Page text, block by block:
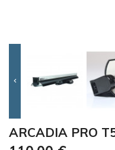

ARCADIA PRO